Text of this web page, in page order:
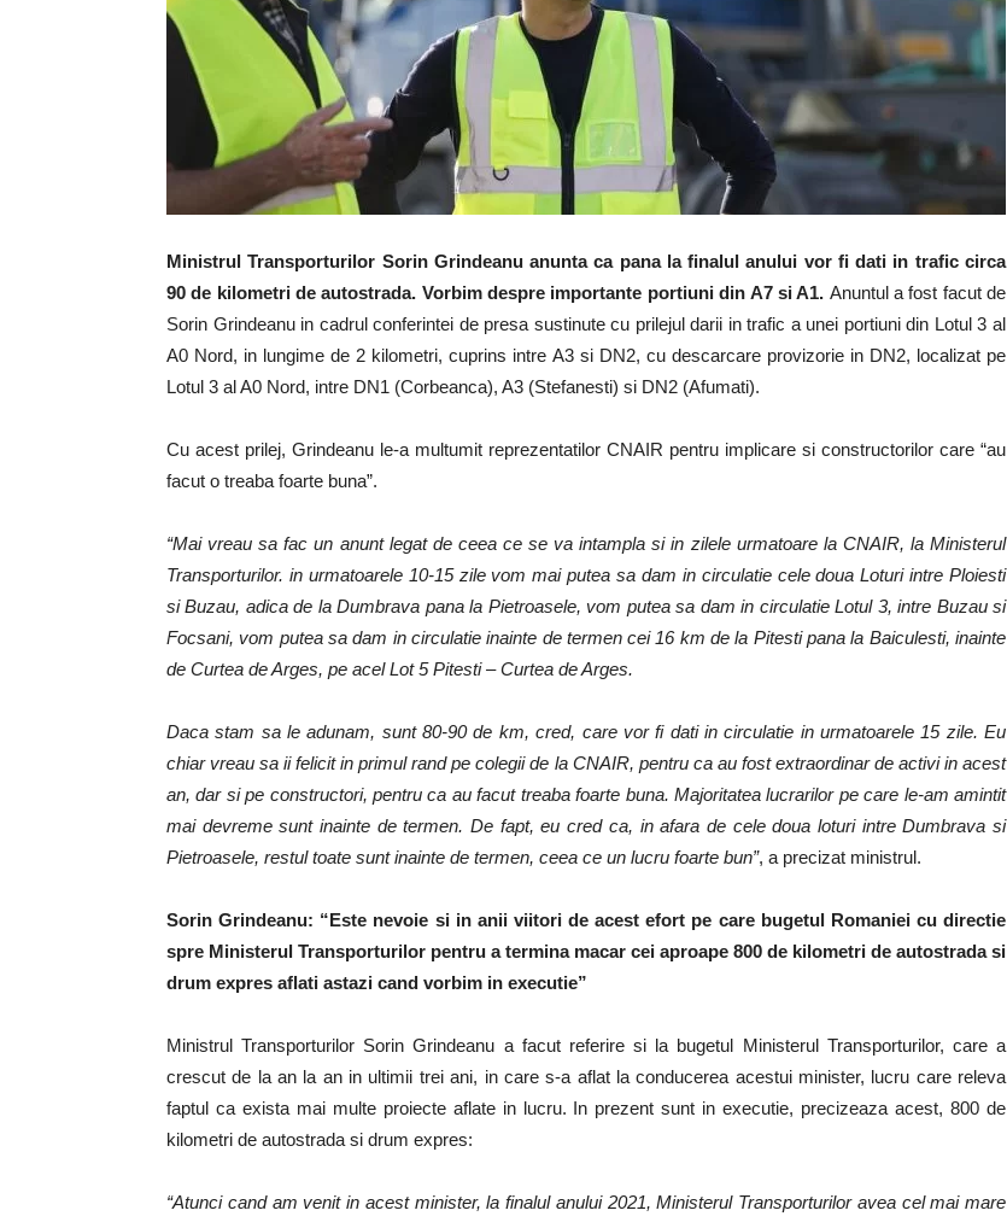
Ministrul Transporturilor Sorin Grindeanu anunta ca pana la finalul anului vor fi dati in trafic circa
90 de kilometri de autostrada. Vorbim despre importante portiuni din A7 si A1. Anuntul a fost facut de
Sorin Grindeanu in cadrul conferintei de presa sustinute cu prilejul darii in trafic a unei portiuni din Lotul 3 al
A0 Nord, in lungime de 2 kilometri, cuprins intre A3 si DN2, cu descarcare provizorie in DN2, localizat pe
Lotul 3 al A0 Nord, intre DN1 (Corbeanca), A3 (Stefanesti) si DN2 (Afumati).
Cu acest prilej, Grindeanu le-a multumit reprezentatilor CNAIR pentru implicare si constructorilor care “au
facut o treaba foarte buna”.
“Mai vreau sa fac un anunt legat de ceea ce se va intampla si in zilele urmatoare la CNAIR, la Ministerul
Transporturilor. in urmatoarele 10-15 zile vom mai putea sa dam in circulatie cele doua Loturi intre Ploiesti
si Buzau, adica de la Dumbrava pana la Pietroasele, vom putea sa dam in circulatie Lotul 3, intre Buzau si
Focsani, vom putea sa dam in circulatie inainte de termen cei 16 km de la Pitesti pana la Baiculesti, inainte
de Curtea de Arges, pe acel Lot 5 Pitesti – Curtea de Arges.
Daca stam sa le adunam, sunt 80-90 de km, cred, care vor fi dati in circulatie in urmatoarele 15 zile. Eu
chiar vreau sa ii felicit in primul rand pe colegii de la CNAIR, pentru ca au fost extraordinar de activi in acest
an, dar si pe constructori, pentru ca au facut treaba foarte buna. Majoritatea lucrarilor pe care le-am amintit
mai devreme sunt inainte de termen. De fapt, eu cred ca, in afara de cele doua loturi intre Dumbrava si
Pietroasele, restul toate sunt inainte de termen, ceea ce un lucru foarte bun”, a precizat ministrul.
Sorin Grindeanu: “Este nevoie si in anii viitori de acest efort pe care bugetul Romaniei cu directie
spre Ministerul Transporturilor pentru a termina macar cei aproape 800 de kilometri de autostrada si
drum expres aflati astazi cand vorbim in executie”
Ministrul Transporturilor Sorin Grindeanu a facut referire si la bugetul Ministerul Transporturilor, care a
crescut de la an la an in ultimii trei ani, in care s-a aflat la conducerea acestui minister, lucru care releva
faptul ca exista mai multe proiecte aflate in lucru. In prezent sunt in executie, precizeaza acest, 800 de
kilometri de autostrada si drum expres:
“Atunci cand am venit in acest minister, la finalul anului 2021, Ministerul Transporturilor avea cel mai mare